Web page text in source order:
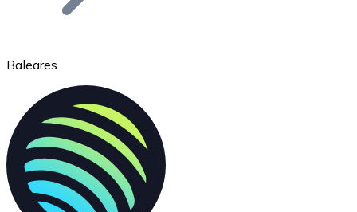
Ethereum
ETH
Baleares